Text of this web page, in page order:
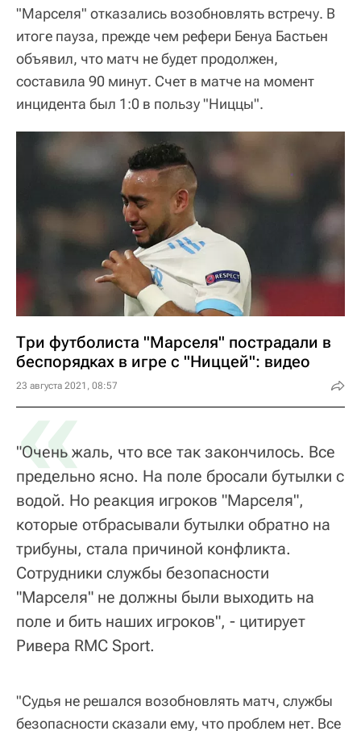
"Марселя" отказались возобновлять встречу. В
итоге пауза, прежде чем рефери Бенуа Бастьен
объявил, что матч не будет продолжен,
составила 90 минут. Счет в матче на момент
инцидента был 1:0 в пользу "Ниццы".
Три футболиста "Марселя" пострадали в
беспорядках в игре с "Ниццей": видео
23 августа 2021, 08:57
«
"Очень жаль, что все так закончилось. Все
предельно ясно. На поле бросали бутылки с
водой. Но реакция игроков "Марселя",
которые отбрасывали бутылки обратно на
трибуны, стала причиной конфликта.
Сотрудники службы безопасности
"Марселя" не должны были выходить на
поле и бить наших игроков", - цитирует
Ривера RMC Sport.
"Судья не решался возобновлять матч, службы
безопасности сказали ему, что проблем нет. Все